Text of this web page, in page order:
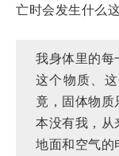
亡时会发生什么
我身体里的每
这个物质、
竟，固体物
本没有我，从
地面和空气的